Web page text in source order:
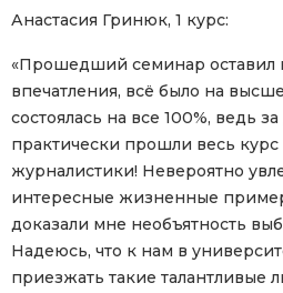
Анастасия Гринюк, 1 курс:
«Прошедший семинар оставил
впечатления, всё было на
состоялась на все 100%, ведь
практически прошли весь
журналистики! Невероятно
интересные жизненные
доказали мне необъятность
Надеюсь, что к нам в
приезжать такие талантливые